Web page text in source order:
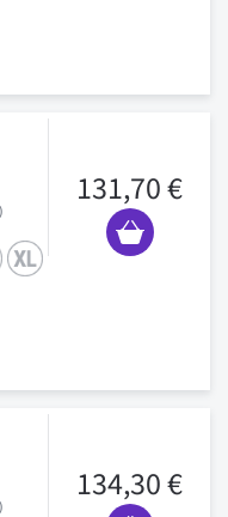
131,70 €
134,30 €